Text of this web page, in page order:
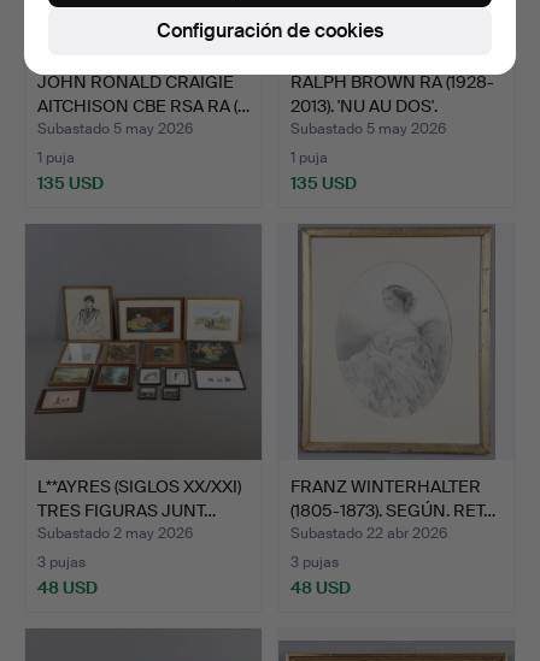
JOHN RONALD CRAIGIE
AITCHISON CBE RSA RA (…
Subastado 5 may 2026
1 puja
135 USD
RALPH BROWN RA (1928-
2013). 'NU AU DOS'.
Subastado 5 may 2026
1 puja
135 USD
L**AYRES (SIGLOS XX/XXI)
TRES FIGURAS JUNT…
Subastado 2 may 2026
3 pujas
48 USD
FRANZ WINTERHALTER
(1805-1873). SEGÚN. RET…
Subastado 22 abr 2026
3 pujas
48 USD
Configuración de cookies